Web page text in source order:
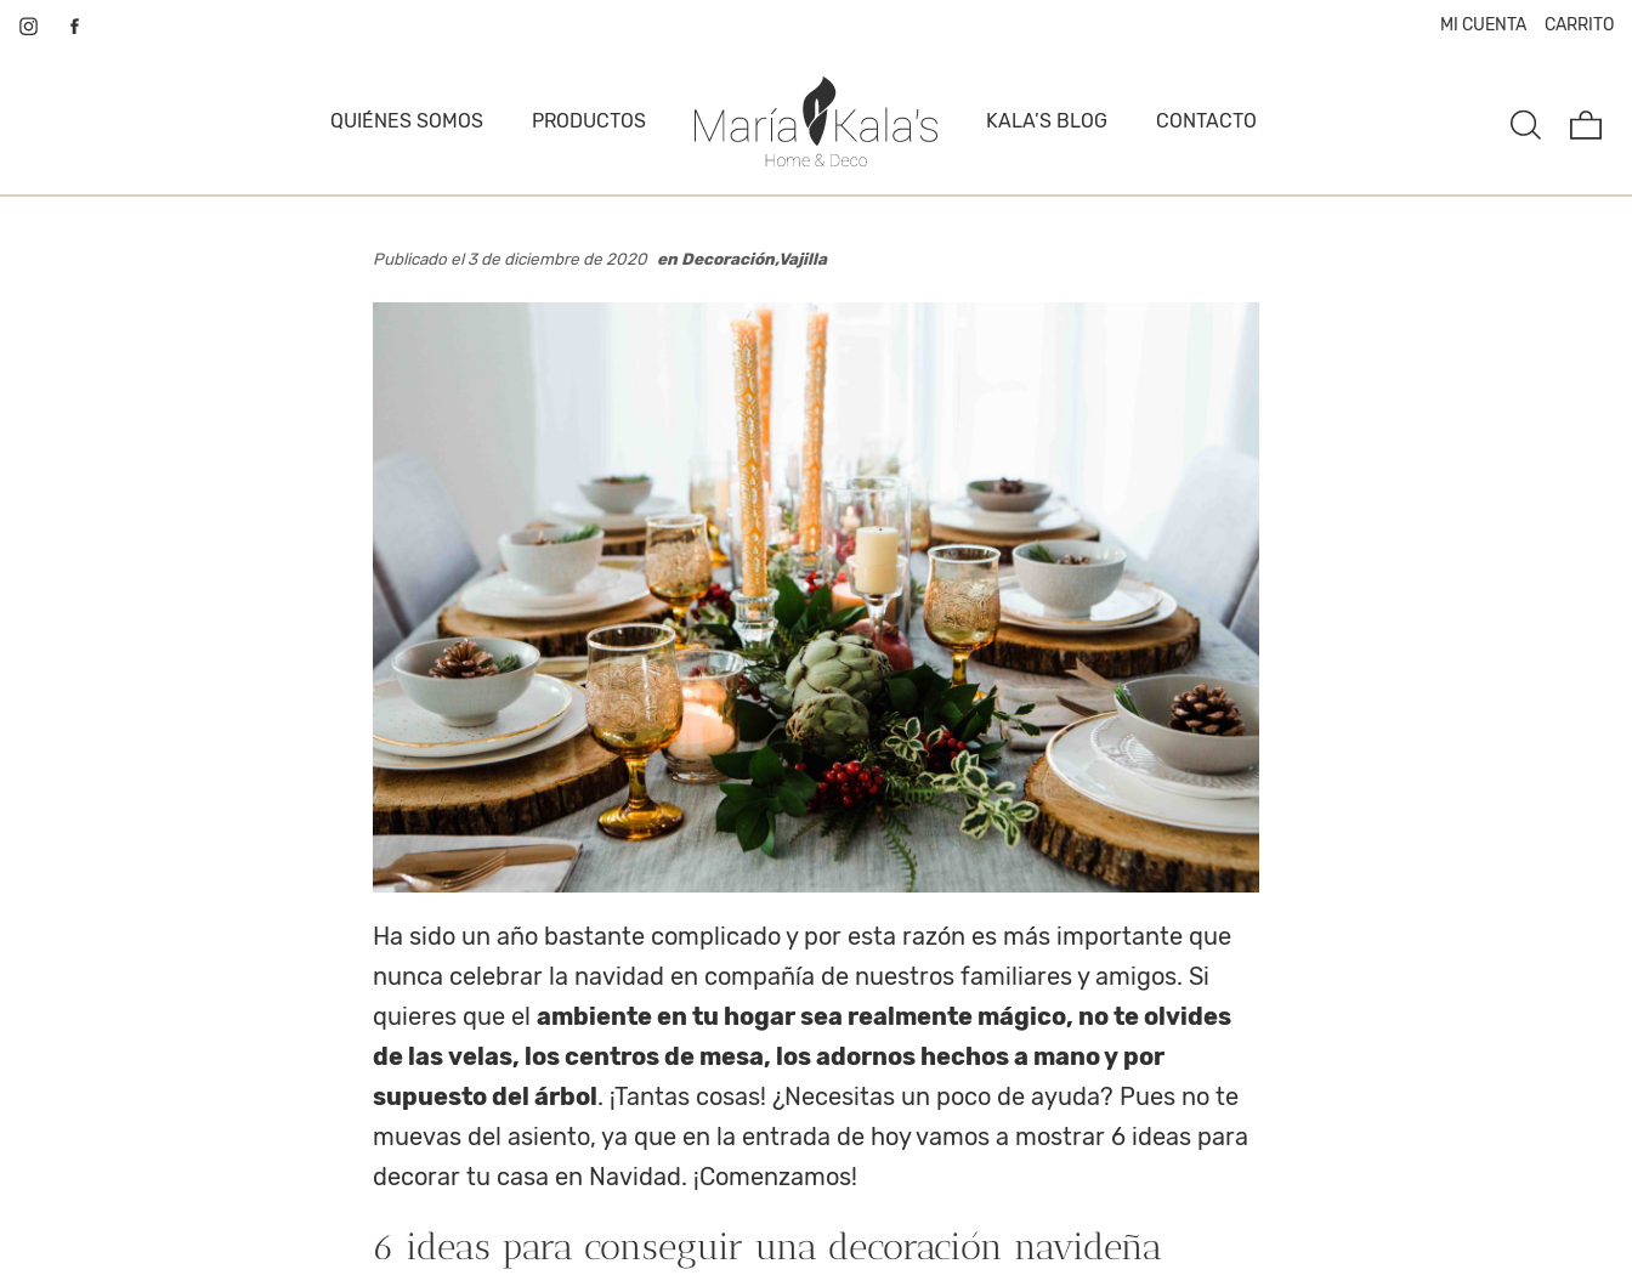
MI CUENTA CARRITO
QUIÉNES SOMOS PRODUCTOS KALA’S BLOG CONTACTO
Publicado el 3 de diciembre de 2020 en Decoración,Vajilla
Ha sido un año bastante complicado y por esta razón es más importante que
nunca celebrar la navidad en compañía de nuestros familiares y amigos. Si
quieres que el ambiente en tu hogar sea realmente mágico, no te olvides
de las velas, los centros de mesa, los adornos hechos a mano y por
supuesto del árbol . ¡Tantas cosas! ¿Necesitas un poco de ayuda? Pues no te
muevas del asiento, ya que en la entrada de hoy vamos a mostrar 6 ideas para
decorar tu casa en Navidad. ¡Comenzamos!
6 ideas para conseguir una decoración navideña